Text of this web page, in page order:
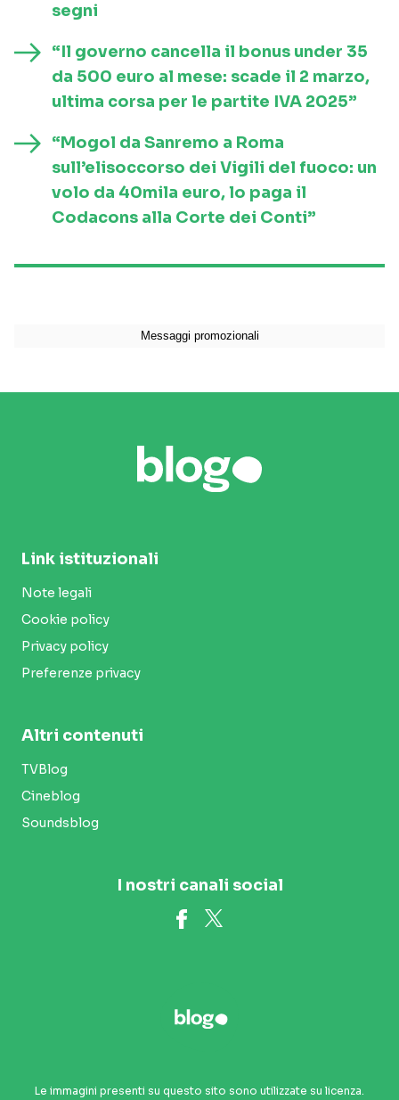
segni
“Il governo cancella il bonus under 35
da 500 euro al mese: scade il 2 marzo,
ultima corsa per le partite IVA 2025”
“Mogol da Sanremo a Roma
sull’elisoccorso dei Vigili del fuoco: un
volo da 40mila euro, lo paga il
Codacons alla Corte dei Conti”
Link istituzionali
Note legali
Cookie policy
Privacy policy
Preferenze privacy
Altri contenuti
TVBlog
Cineblog
Soundsblog
I nostri canali social
Le immagini presenti su questo sito sono utilizzate su licenza.